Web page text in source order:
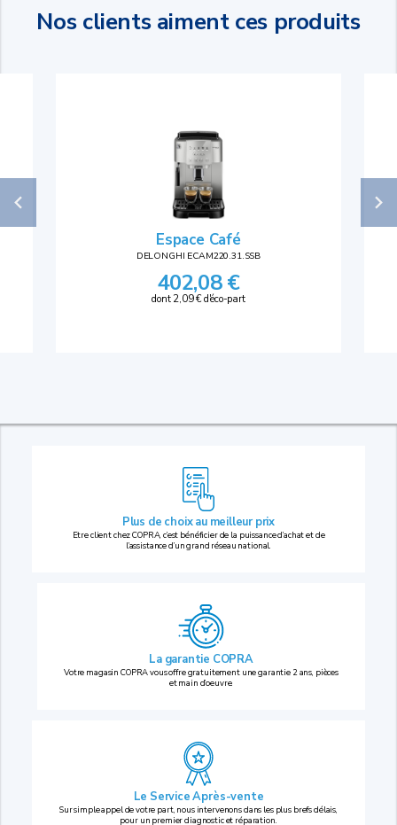
Nos clients aiment ces produits
Espace Café
DELONGHI ECAM220.31.SSB
402,08 €
dont 2,09 € d'éco-part
Plus de choix au meilleur prix
Etre client chez COPRA, c’est bénéficier de la puissance d’achat et de
l’assistance d’un grand réseau national.
La garantie COPRA
Votre magasin COPRA vous offre gratuitement une garantie 2 ans, pièces
et main d’oeuvre.
Le Service Après-vente
Sur simple appel de votre part, nous intervenons dans les plus brefs délais,
pour un premier diagnostic et réparation.